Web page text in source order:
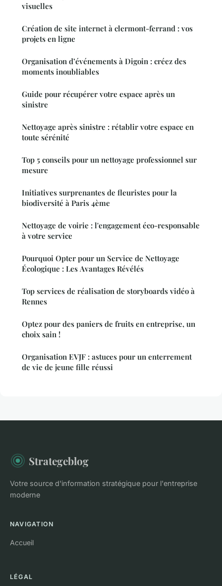
visuelles
Création de site internet à clermont-ferrand : vos
projets en ligne
Organisation d’événements à Digoin : créez des
moments inoubliables
Guide pour récupérer votre espace après un
sinistre
Nettoyage après sinistre : rétablir votre espace en
toute sérénité
Top 5 conseils pour un nettoyage professionnel sur
mesure
Initiatives surprenantes de fleuristes pour la
biodiversité à Paris 4ème
Nettoyage de voirie : l'engagement éco-responsable
à votre service
Pourquoi Opter pour un Service de Nettoyage
Écologique : Les Avantages Révélés
Top services de réalisation de storyboards vidéo à
Rennes
Optez pour des paniers de fruits en entreprise, un
choix sain !
Organisation EVJF : astuces pour un enterrement
de vie de jeune fille réussi
Strategeblog
Votre source d'information stratégique pour l'entreprise
moderne
NAVIGATION
Accueil
LÉGAL